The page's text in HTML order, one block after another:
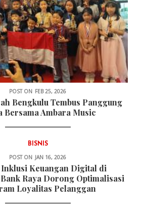
POST ON FEB 25, 2026
Bengkulu Tembus Panggung
Bersama Ambara Music
BISNIS
POST ON JAN 16, 2026
Inklusi Keuangan Digital di
Raya Dorong Optimalisasi
Loyalitas Pelanggan